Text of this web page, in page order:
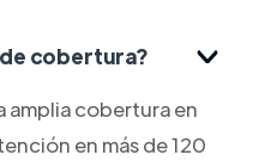
de cobertura?
amplia cobertura en
en más de 120